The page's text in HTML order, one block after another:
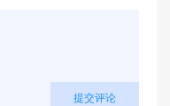
提交评论